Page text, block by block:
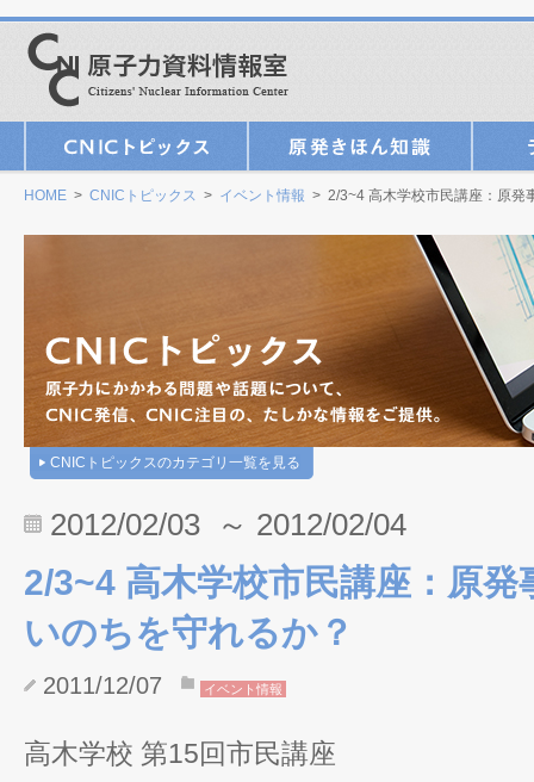
HOME > CNICトピックス > イベント情報 > 2/3~4 高木学校市民講座：原発
CNICトピックスのカテゴリ一覧を見る
2012/02/03 ～ 2012/02/04
2/3~4 高木学校市民講座：原発
いのちを守れるか？
2011/12/07 イベント情報
高木学校 第15回市民講座